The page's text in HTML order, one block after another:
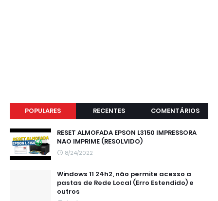
POPULARES RECENTES COMENTÁRIOS
RESET ALMOFADA EPSON L3150 IMPRESSORA
NAO IMPRIME (RESOLVIDO)
8/24/2022
Windows 11 24h2, não permite acesso a
pastas de Rede Local (Erro Estendido) e
outros